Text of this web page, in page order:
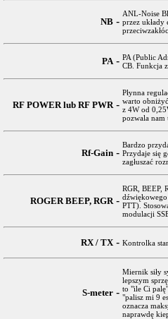
NB -
ANL-Noise
przez
PA - PA (Public
CB. Funkcja
RF POWER lub RF PWR -
Płynna
warto
z 4W od
pozwala nam
Rf-Gain -
Bardzo
Przydaje się
zagłuszać
ROGER BEEP, RGR -
RGR, BEEP,
PTT).
modulacji
RX / TX - Kontrolka
S-meter -
Miernik siły
lepszym
to "ile Ci
"palisz mi 9
oznacza
naprawdę